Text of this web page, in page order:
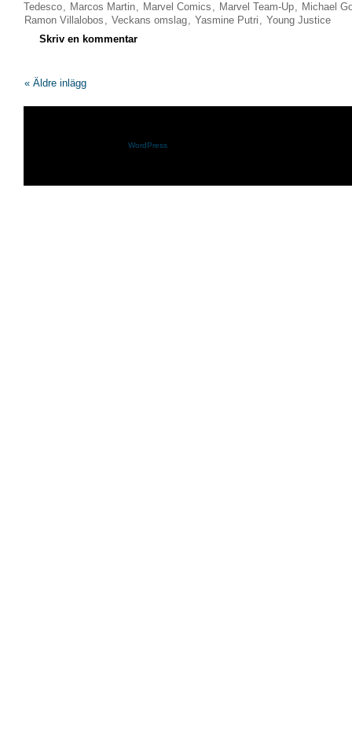
Tedesco, Marcos Martin, Marvel Comics , Marvel Team-Up, Michael
Ramon Villalobos , Veckans omslag, Yasmine Putri , Young Justice
Skriv en kommentar
« Äldre inlägg
WordPress